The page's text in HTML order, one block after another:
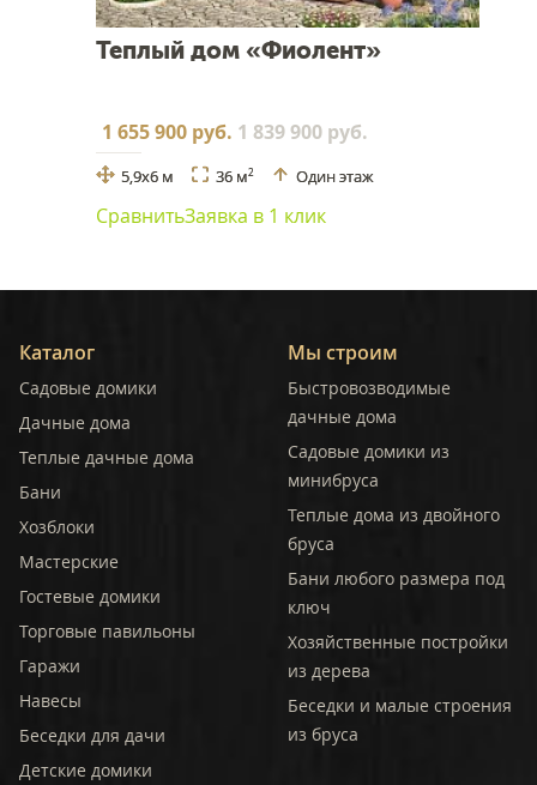
Теплый дом «Фиолент»
1 655 900 руб. 1 839 900 руб.
5,9x6 м 36 м2 Один этаж
СравнитьЗаявка в 1 клик
Каталог
Садовые домики
Дачные дома
Теплые дачные дома
Бани
Хозблоки
Мастерские
Гостевые домики
Торговые павильоны
Гаражи
Навесы
Беседки для дачи
Детские домики
Мы строим
Быстровозводимые
дачные дома
Садовые домики из
минибруса
Теплые дома из двойного
бруса
Бани любого размера под
ключ
Хозяйственные постройки
из дерева
Беседки и малые строения
из бруса